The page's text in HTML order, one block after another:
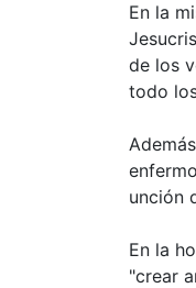
En la
de los
todo
unción
En la
"crear